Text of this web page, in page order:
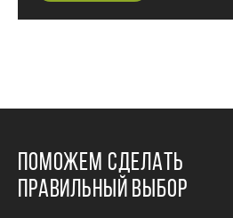
ПОМОЖЕМ СДЕЛАТЬ
ПРАВИЛЬНЫЙ ВЫБОР